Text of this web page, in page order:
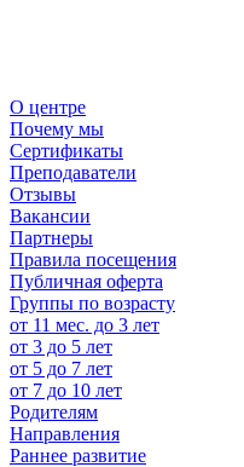
О центре
Почему мы
Сертификаты
Преподаватели
Отзывы
Вакансии
Партнеры
Правила посещения
Публичная оферта
Группы по возрасту
от 11 мес. до 3 лет
от 3 до 5 лет
от 5 до 7 лет
от 7 до 10 лет
Родителям
Направления
Раннее развитие